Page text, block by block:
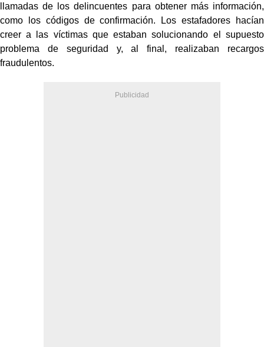
llamadas de los delincuentes para obtener más información,
como los códigos de confirmación. Los estafadores hacían
creer a las víctimas que estaban solucionando el supuesto
problema de seguridad y, al final, realizaban recargos
fraudulentos.